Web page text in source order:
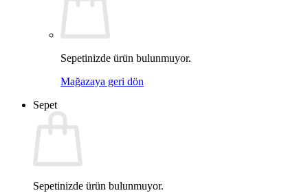
Sepetinizde ürün bulunmuyor.
Mağazaya geri dön
Sepet
Sepetinizde ürün bulunmuyor.